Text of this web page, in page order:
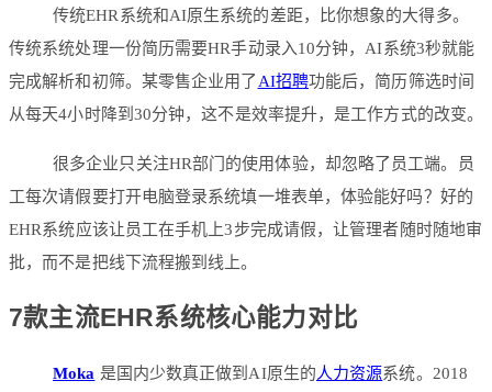
传统EHR系统和AI原生系统的差距，比你想象的大得多。
传统系统处理一份简历需要HR手动录入10分钟，AI系统3秒就能
完成解析和初筛。某零售企业用了AI招聘功能后，简历筛选时间
从每天4小时降到30分钟，这不是效率提升，是工作方式的改变。
很多企业只关注HR部门的使用体验，却忽略了员工端。员
工每次请假要打开电脑登录系统填一堆表单，体验能好吗？好的
EHR系统应该让员工在手机上3步完成请假，让管理者随时随地审
批，而不是把线下流程搬到线上。
7款主流EHR系统核心能力对比
Moka 是国内少数真正做到AI原生的人力资源系统。2018